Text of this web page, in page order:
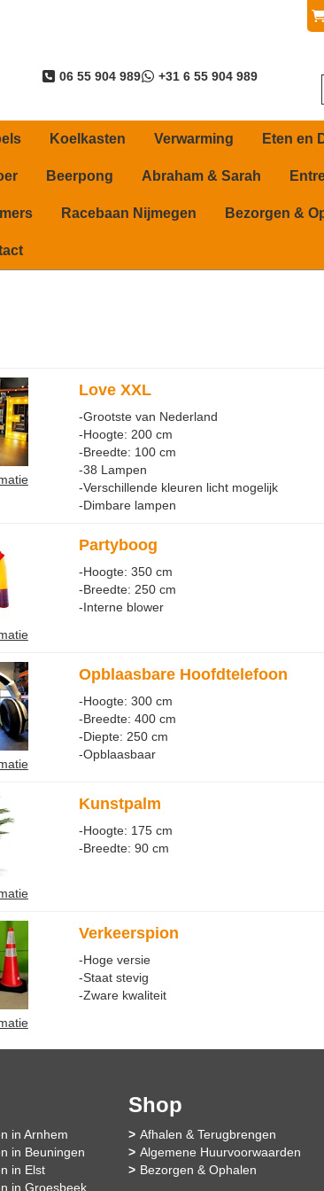
06 55 904 989 +31 6 55 904 989
Koelkasten Verwarming Eten en
Beerpong Abraham & Sarah
Racebaan Nijmegen Bezorgen &
Love XXL
-Grootste van Nederland
-Hoogte: 200 cm
-Breedte: 100 cm
-38 Lampen
-Verschillende kleuren licht mogelijk
-Dimbare lampen
Partyboog
-Hoogte: 350 cm
-Breedte: 250 cm
-Interne blower
Opblaasbare Hoofdtelefoon
-Hoogte: 300 cm
-Breedte: 400 cm
-Diepte: 250 cm
-Opblaasbaar
Kunstpalm
-Hoogte: 175 cm
-Breedte: 90 cm
Verkeerspion
-Hoge versie
-Staat stevig
-Zware kwaliteit
in Arnhem
in Beuningen
in Elst
in Groesbeek
Shop
Afhalen & Terugbrengen
Algemene Huurvoorwaarden
Bezorgen & Ophalen